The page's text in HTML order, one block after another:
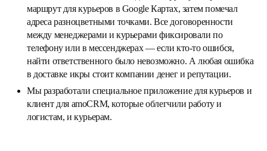
маршрут для курьеров в Google Картах, затем помечал
адреса разноцветными точками. Все договоренности
между менеджерами и курьерами фиксировали по
телефону или в мессенджерах — если кто-то ошибся,
найти ответственного было невозможно. А любая ошибка
в доставке икры стоит компании денег и репутации.
Мы разработали специальное приложение для курьеров и
клиент для amoCRM, которые облегчили работу и
логистам, и курьерам.